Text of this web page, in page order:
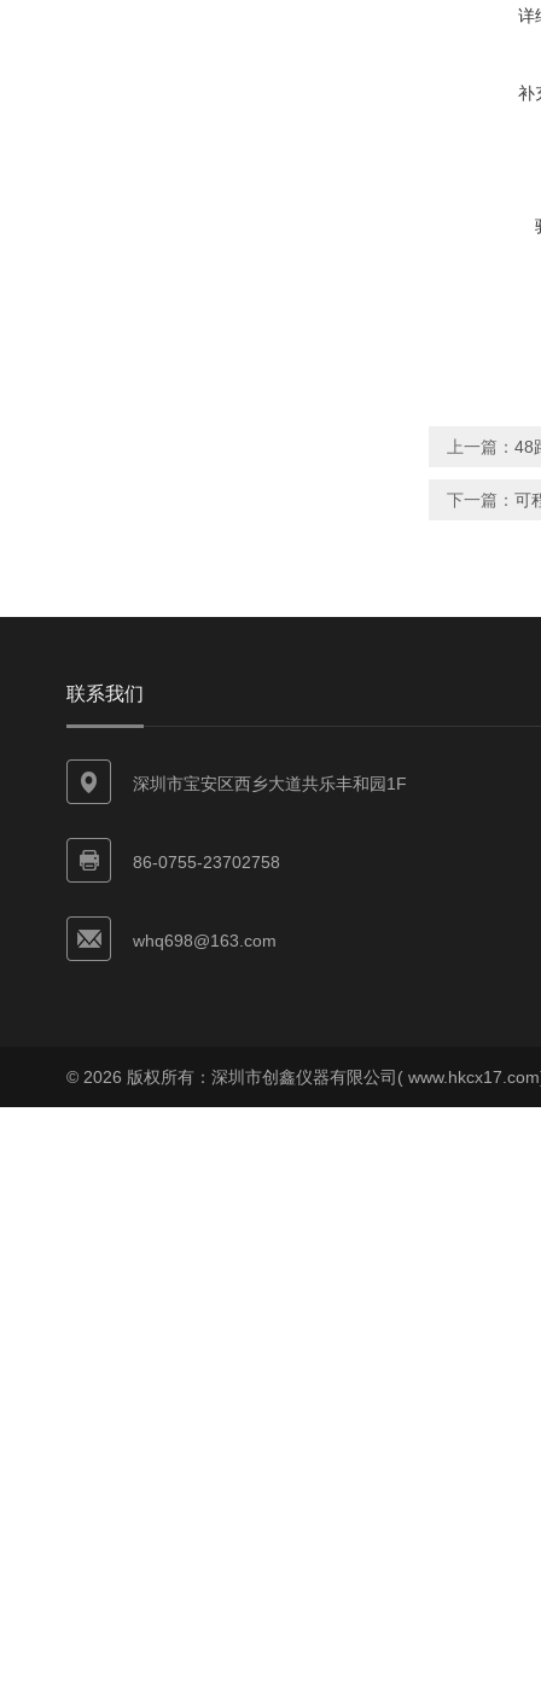
详
补
上一篇： 48
下一篇： 可
联系我们
深圳市宝安区西乡大道共乐丰和园1F
86-0755-23702758
whq698@163.com
© 2026 版权所有：深圳市创鑫仪器有限公司(